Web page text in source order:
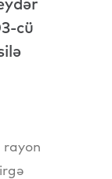
cü
rayon